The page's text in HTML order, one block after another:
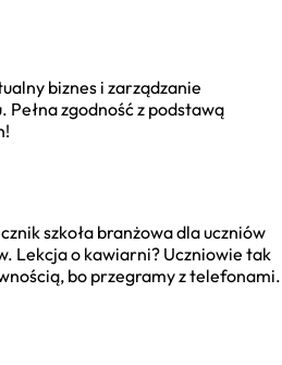
biznes i zarządzanie
Pełna zgodność z podstawą
szkoła branżowa dla uczniów
Lekcja o kawiarni? Uczniowie tak
bo przegramy z telefonami.